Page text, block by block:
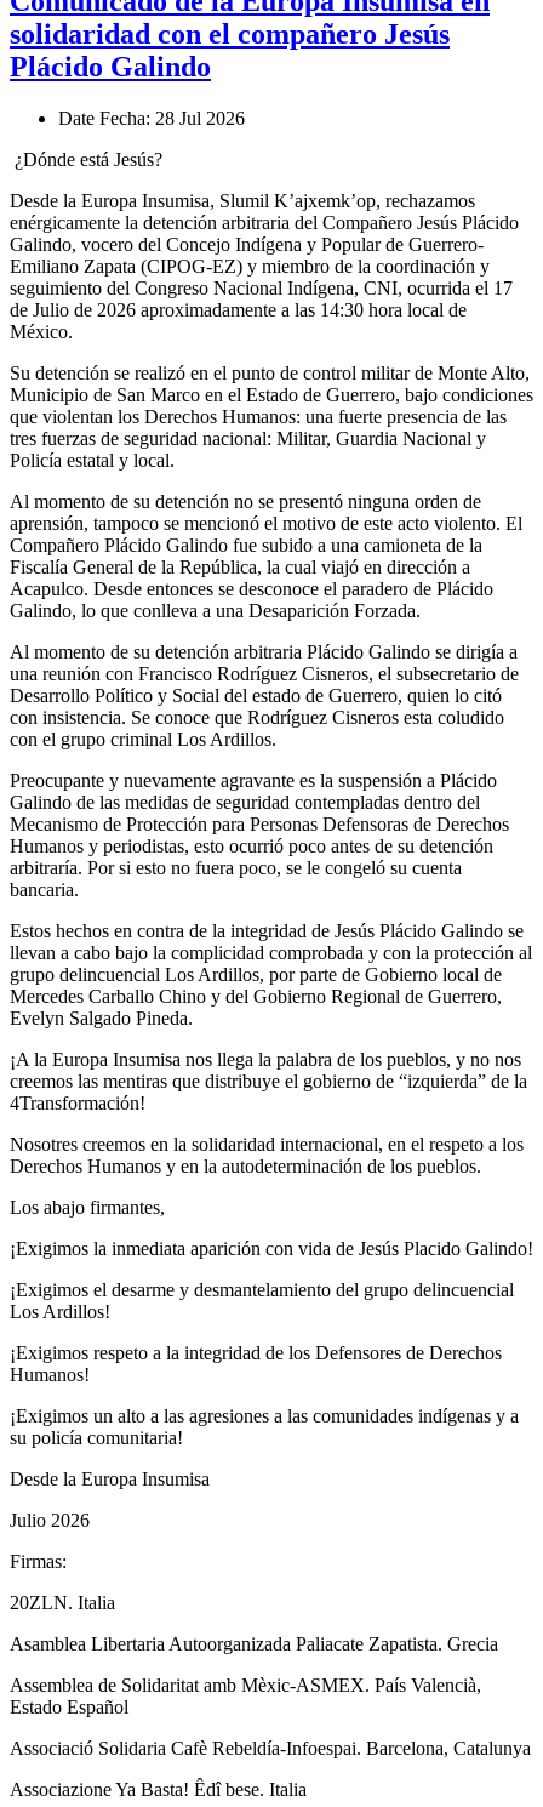
solidaridad con el compañero Jesús
Plácido Galindo
Date Fecha: 28 Jul 2026
¿Dónde está Jesús?
Desde la Europa Insumisa, Slumil K’ajxemk’op, rechazamos
enérgicamente la detención arbitraria del Compañero Jesús Plácido
Galindo, vocero del Concejo Indígena y Popular de Guerrero-
Emiliano Zapata (CIPOG-EZ) y miembro de la coordinación y
seguimiento del Congreso Nacional Indígena, CNI, ocurrida el 17
de Julio de 2026 aproximadamente a las 14:30 hora local de
México.
Su detención se realizó en el punto de control militar de Monte Alto,
Municipio de San Marco en el Estado de Guerrero, bajo condiciones
que violentan los Derechos Humanos: una fuerte presencia de las
tres fuerzas de seguridad nacional: Militar, Guardia Nacional y
Policía estatal y local.
Al momento de su detención no se presentó ninguna orden de
aprensión, tampoco se mencionó el motivo de este acto violento. El
Compañero Plácido Galindo fue subido a una camioneta de la
Fiscalía General de la República, la cual viajó en dirección a
Acapulco. Desde entonces se desconoce el paradero de Plácido
Galindo, lo que conlleva a una Desaparición Forzada.
Al momento de su detención arbitraria Plácido Galindo se dirigía a
una reunión con Francisco Rodríguez Cisneros, el subsecretario de
Desarrollo Político y Social del estado de Guerrero, quien lo citó
con insistencia. Se conoce que Rodríguez Cisneros esta coludido
con el grupo criminal Los Ardillos.
Preocupante y nuevamente agravante es la suspensión a Plácido
Galindo de las medidas de seguridad contempladas dentro del
Mecanismo de Protección para Personas Defensoras de Derechos
Humanos y periodistas, esto ocurrió poco antes de su detención
arbitraría. Por si esto no fuera poco, se le congeló su cuenta
bancaria.
Estos hechos en contra de la integridad de Jesús Plácido Galindo se
llevan a cabo bajo la complicidad comprobada y con la protección al
grupo delincuencial Los Ardillos, por parte de Gobierno local de
Mercedes Carballo Chino y del Gobierno Regional de Guerrero,
Evelyn Salgado Pineda.
¡A la Europa Insumisa nos llega la palabra de los pueblos, y no nos
creemos las mentiras que distribuye el gobierno de “izquierda” de la
4Transformación!
Nosotres creemos en la solidaridad internacional, en el respeto a los
Derechos Humanos y en la autodeterminación de los pueblos.
Los abajo firmantes,
¡Exigimos la inmediata aparición con vida de Jesús Placido Galindo!
¡Exigimos el desarme y desmantelamiento del grupo delincuencial
Los Ardillos!
¡Exigimos respeto a la integridad de los Defensores de Derechos
Humanos!
¡Exigimos un alto a las agresiones a las comunidades indígenas y a
su policía comunitaria!
Desde la Europa Insumisa
Julio 2026
Firmas:
20ZLN. Italia
Asamblea Libertaria Autoorganizada Paliacate Zapatista. Grecia
Assemblea de Solidaritat amb Mèxic-ASMEX. País Valencià,
Estado Español
Associació Solidaria Cafè Rebeldía-Infoespai. Barcelona, Catalunya
Associazione Ya Basta! Êdî bese. Italia